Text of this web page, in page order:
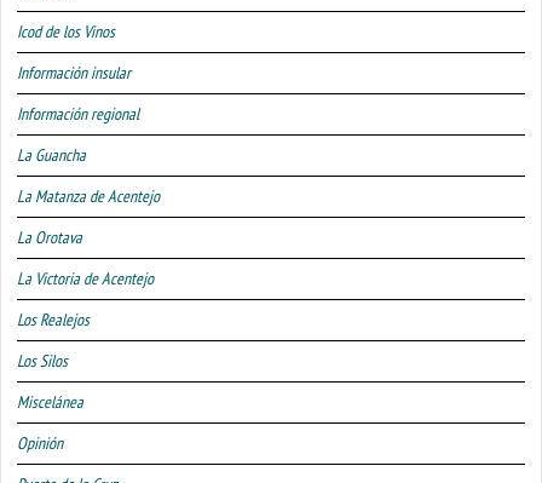
Icod de los Vinos
Información insular
Información regional
La Guancha
La Matanza de Acentejo
La Orotava
La Victoria de Acentejo
Los Realejos
Los Silos
Miscelánea
Opinión